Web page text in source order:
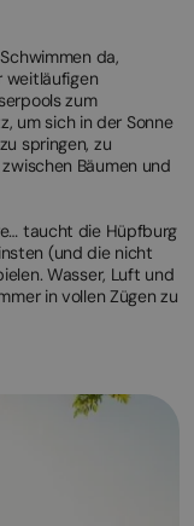
da,
weitläufigen
zum
um sich in der Sonne
springen, zu
Bäumen und
taucht die Hüpfburg
(und die nicht
Wasser, Luft und
in vollen Zügen zu